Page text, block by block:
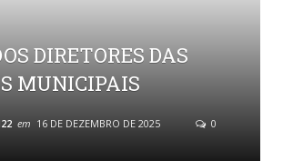
DIRETORES DAS
MUNICIPAIS
em 16 DE DEZEMBRO DE 2025
0